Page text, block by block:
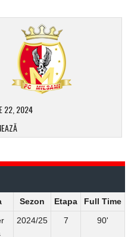
22, 2024
Sezon Etapa
Full Time
2024/25 7 90'